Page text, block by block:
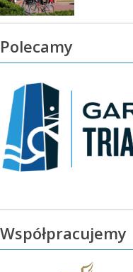
Polecamy
Współpracujemy